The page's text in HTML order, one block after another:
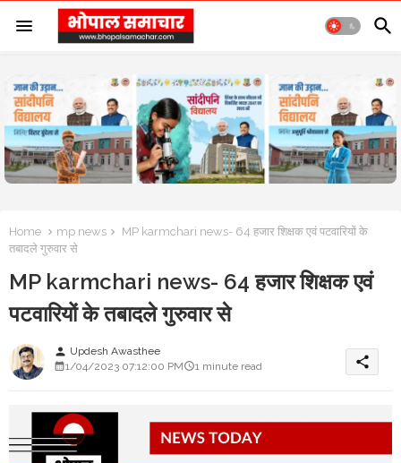
Home mp news
MP karmchari news- 64 हजार शिक्षक एवं पटवारियों के
तबादले गुरुवार से
MP karmchari news- 64 हजार शिक्षक एवं
पटवारियों के तबादले गुरुवार से
person Updesh Awasthee
1/04/2023 07:12:00 PM
1 minute read share